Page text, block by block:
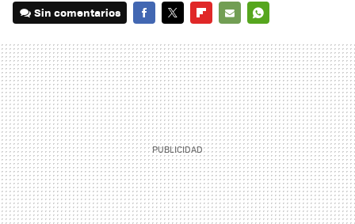
Sin comentarios
MAIL